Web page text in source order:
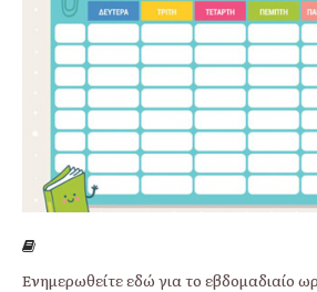
Ενημερωθείτε εδώ για το εβδομαδιαίο